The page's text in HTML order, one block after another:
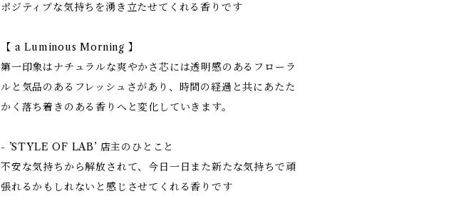
ポジティブな気持ちを湧き立たせてくれる香りです
【 a Luminous Morning 】
第一印象はナチュラルな爽やかさ芯には透明感のあるフローラ
ルと気品のあるフレッシュさがあり、時間の経過と共にあたた
かく落ち着きのある香りへと変化していきます。
- ’STYLE OF LAB’ 店主のひとこと
不安な気持ちから解放されて、今日一日また新たな気持ちで頑
張れるかもしれないと感じさせてくれる香りです